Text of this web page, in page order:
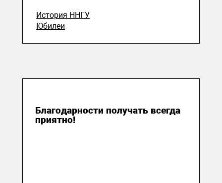
История ННГУ
Юбилеи
Благодарности получать всегда
приятно!